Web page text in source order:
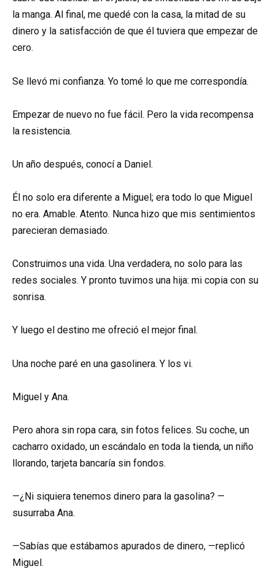
la manga. Al final, me quedé con la casa, la mitad de su
dinero y la satisfacción de que él tuviera que empezar de
cero.
Se llevó mi confianza. Yo tomé lo que me correspondía.
Empezar de nuevo no fue fácil. Pero la vida recompensa
la resistencia.
Un año después, conocí a Daniel.
Él no solo era diferente a Miguel; era todo lo que Miguel
no era. Amable. Atento. Nunca hizo que mis sentimientos
parecieran demasiado.
Construimos una vida. Una verdadera, no solo para las
redes sociales. Y pronto tuvimos una hija: mi copia con su
sonrisa.
Y luego el destino me ofreció el mejor final.
Una noche paré en una gasolinera. Y los vi.
Miguel y Ana.
Pero ahora sin ropa cara, sin fotos felices. Su coche, un
cacharro oxidado, un escándalo en toda la tienda, un niño
llorando, tarjeta bancaría sin fondos.
—¿Ni siquiera tenemos dinero para la gasolina? —
susurraba Ana.
—Sabías que estábamos apurados de dinero, —replicó
Miguel.